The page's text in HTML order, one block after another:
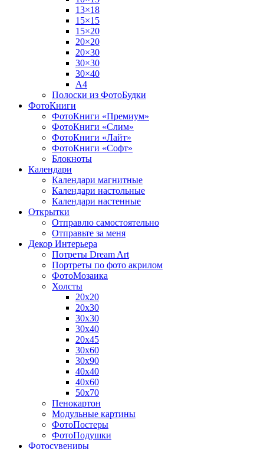
13×18
15×15
15×20
20×20
20×30
30×30
30×40
A4
Полоски из ФотоБудки
ФотоКниги
ФотоКниги «Премиум»
ФотоКниги «Слим»
ФотоКниги «Лайт»
ФотоКниги «Софт»
Блокноты
Календари
Календари магнитные
Календари настольные
Календари настенные
Открытки
Отправлю самостоятельно
Отправьте за меня
Декор Интерьера
Потреты Dream Art
Портреты по фото акрилом
ФотоМозаика
Холсты
20х20
20х30
30х30
30х40
20х45
30х60
30х90
40х40
40х60
50х70
Пенокартон
Модульные картины
ФотоПостеры
ФотоПодушки
Фотоcувениры